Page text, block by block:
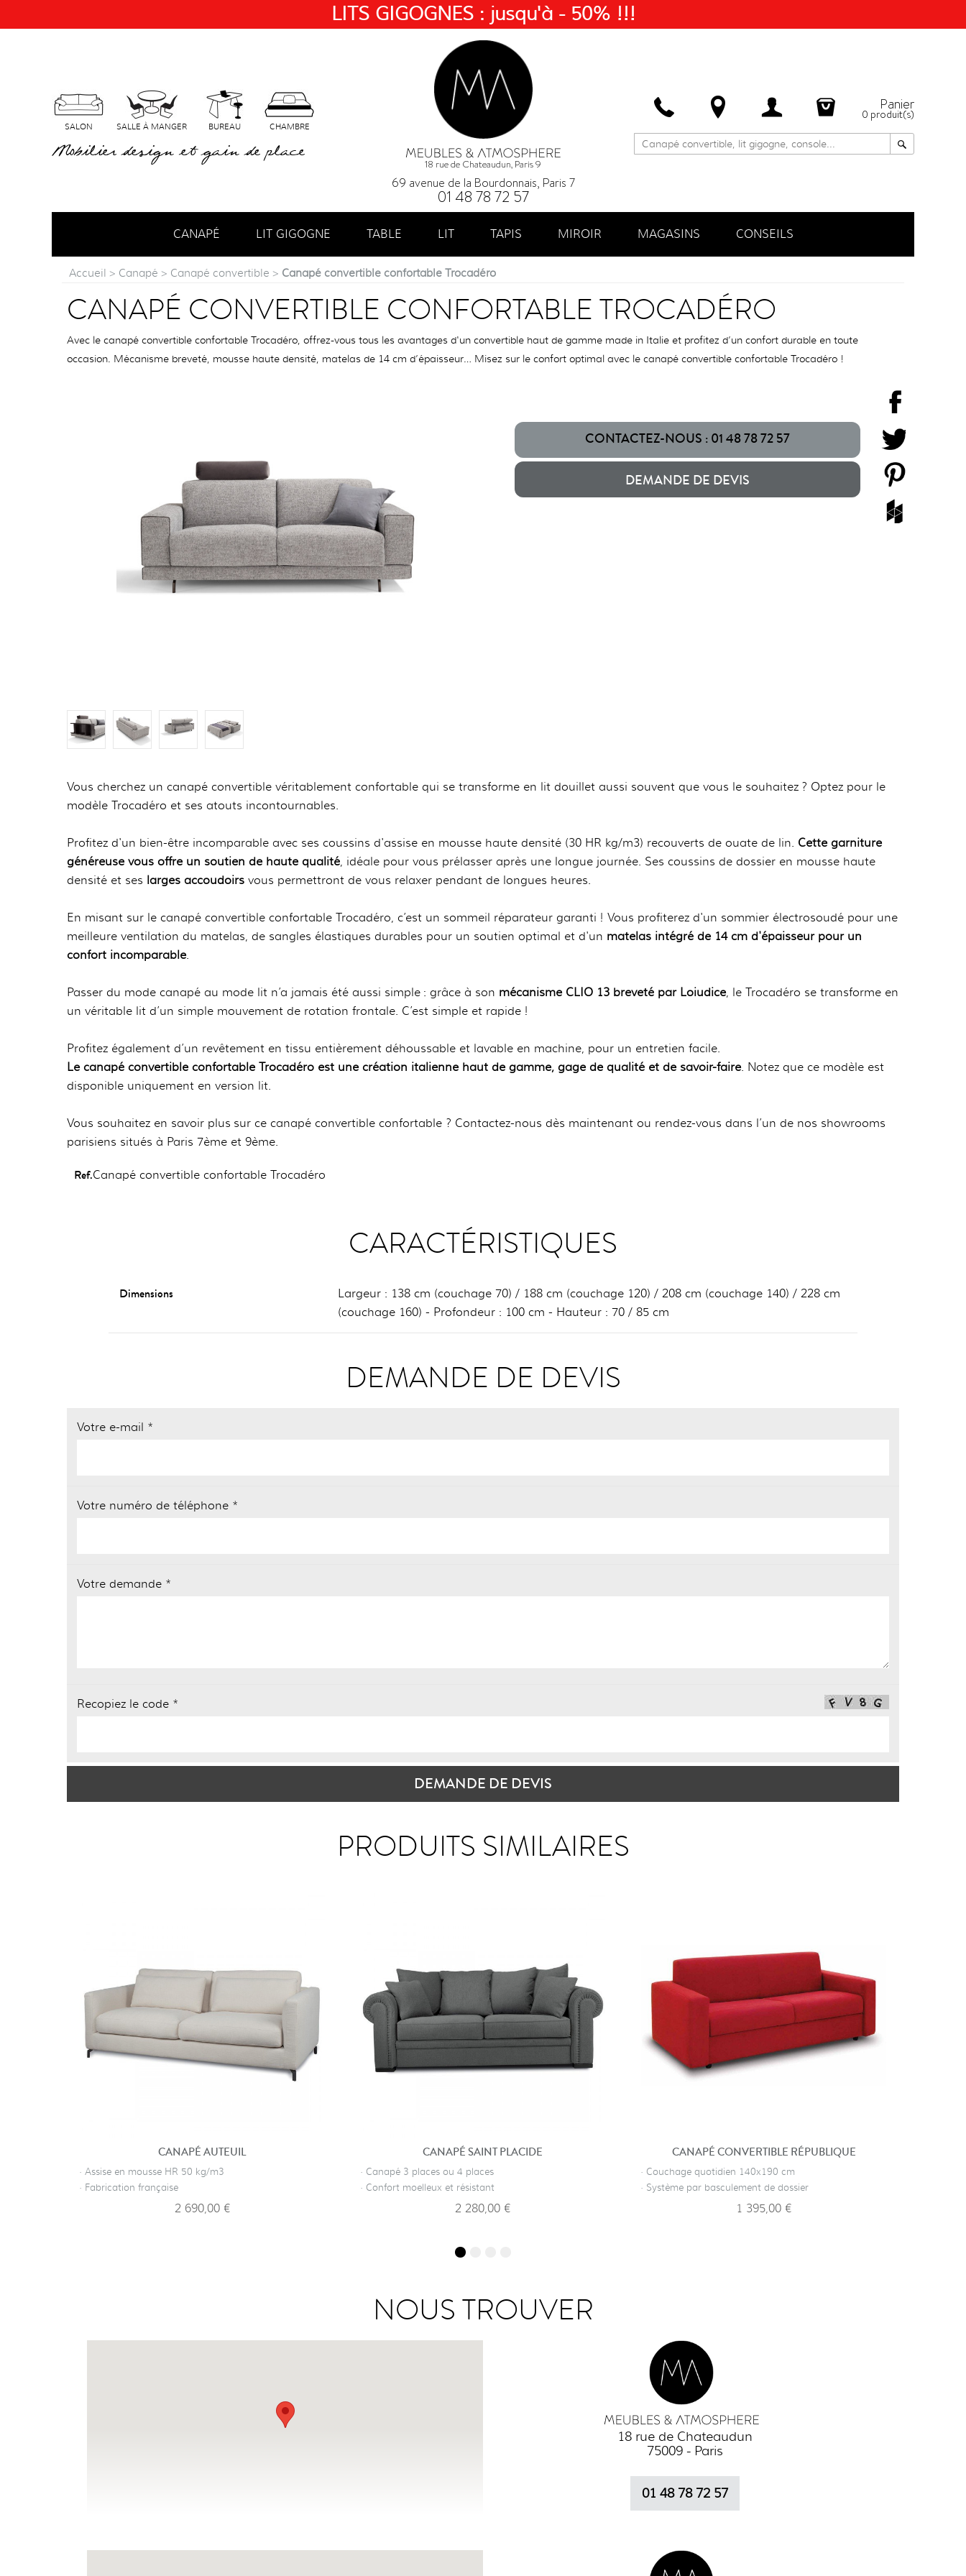
SALON SALLE À MANGER BUREAU CHAMBRE
Mobilier design et gain de place 18 rue de Chateaudun, Paris 9
69 avenue de la Bourdonnais, Paris 7
01 48 78 72 57
Panier
0 produit(s)
CANAPÉ LIT GIGOGNE TABLE LIT TAPIS MIROIR MAGASINS CONSEILS
Accueil > Canapé > Canapé convertible > Canapé convertible confortable Trocadéro
CANAPÉ CONVERTIBLE CONFORTABLE TROCADÉRO
Avec le canapé convertible confortable Trocadéro, offrez-vous tous les avantages d'un convertible haut de gamme made in Italie et profitez d’un confort durable en toute
occasion. Mécanisme breveté, mousse haute densité, matelas de 14 cm d’épaisseur… Misez sur le confort optimal avec le canapé convertible confortable Trocadéro !
CONTACTEZ-NOUS : 01 48 78 72 57
DEMANDE DE DEVIS
Vous cherchez un canapé convertible véritablement confortable qui se transforme en lit douillet aussi souvent que vous le souhaitez ? Optez pour le
modèle Trocadéro et ses atouts incontournables.
Profitez d'un bien-être incomparable avec ses coussins d'assise en mousse haute densité (30 HR kg/m3) recouverts de ouate de lin. Cette garniture
généreuse vous offre un soutien de haute qualité, idéale pour vous prélasser après une longue journée. Ses coussins de dossier en mousse haute
densité et ses larges accoudoirs vous permettront de vous relaxer pendant de longues heures.
En misant sur le canapé convertible confortable Trocadéro, c’est un sommeil réparateur garanti ! Vous profiterez d'un sommier électrosoudé pour une
meilleure ventilation du matelas, de sangles élastiques durables pour un soutien optimal et d'un matelas intégré de 14 cm d'épaisseur pour un
confort incomparable.
Passer du mode canapé au mode lit n’a jamais été aussi simple : grâce à son mécanisme CLIO 13 breveté par Loiudice, le Trocadéro se transforme en
un véritable lit d’un simple mouvement de rotation frontale. C’est simple et rapide !
Profitez également d’un revêtement en tissu entièrement déhoussable et lavable en machine, pour un entretien facile.
Le canapé convertible confortable Trocadéro est une création italienne haut de gamme, gage de qualité et de savoir-faire. Notez que ce modèle est
disponible uniquement en version lit.
Vous souhaitez en savoir plus sur ce canapé convertible confortable ? Contactez-nous dès maintenant ou rendez-vous dans l’un de nos showrooms
parisiens situés à Paris 7ème et 9ème.
Ref.Canapé convertible confortable Trocadéro
CARACTÉRISTIQUES
Dimensions
Largeur : 138 cm (couchage 70) / 188 cm (couchage 120) / 208 cm (couchage 140) / 228 cm
(couchage 160) - Profondeur : 100 cm - Hauteur : 70 / 85 cm
DEMANDE DE DEVIS
Votre e-mail *
Votre numéro de téléphone *
Votre demande *
Recopiez le code *
DEMANDE DE DEVIS
PRODUITS SIMILAIRES
CANAPÉ AUTEUIL
· Assise en mousse HR 50 kg/m3
· Fabrication française
2 690,00 €
CANAPÉ SAINT PLACIDE
· Canapé 3 places ou 4 places
· Confort moelleux et résistant
2 280,00 €
CANAPÉ CONVERTIBLE RÉPUBLIQUE
· Couchage quotidien 140x190 cm
· Système par basculement de dossier
1 395,00 €
NOUS TROUVER
18 rue de Chateaudun
75009 - Paris
01 48 78 72 57
LITS GIGOGNES : jusqu'à - 50% !!!